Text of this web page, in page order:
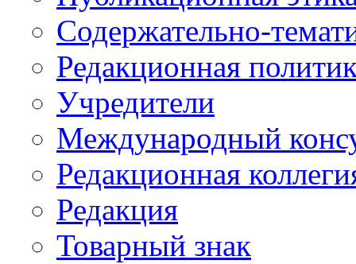
Содержательно-
Редакционная
Учредители
Международный
Редакционная
Редакция
Товарный знак